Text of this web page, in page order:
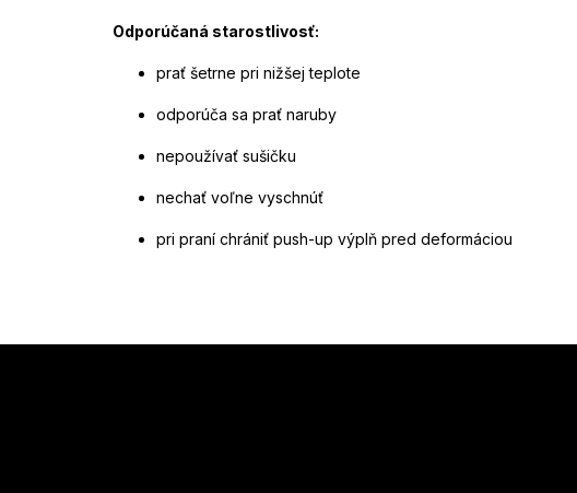
Odporúčaná starostlivosť:
prať šetrne pri nižšej teplote
odporúča sa prať naruby
nepoužívať sušičku
nechať voľne vyschnúť
pri praní chrániť push-up výplň pred deformáciou